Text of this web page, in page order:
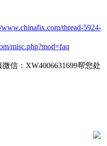
www.chinafix.com/thread-5924-
misc.php?mod=faq
信：XW4006631699帮您处